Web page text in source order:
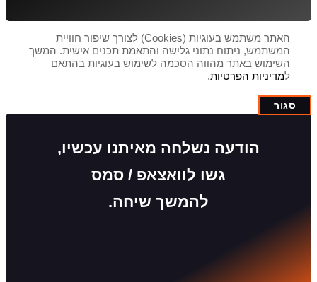
האתר משתמש בעוגיות (Cookies) לצורך שיפור חוויית
המשתמש, ניתוח נתוני גלישה והתאמת תכנים אישית. המשך
השימוש באתר מהווה הסכמה לשימוש בעוגיות בהתאם
למדיניות הפרטיות.
סגור
הודעה נשלחה מאיתנו עכשיו,
גשו לוואצאפ / סמס
להמשך שיחה.